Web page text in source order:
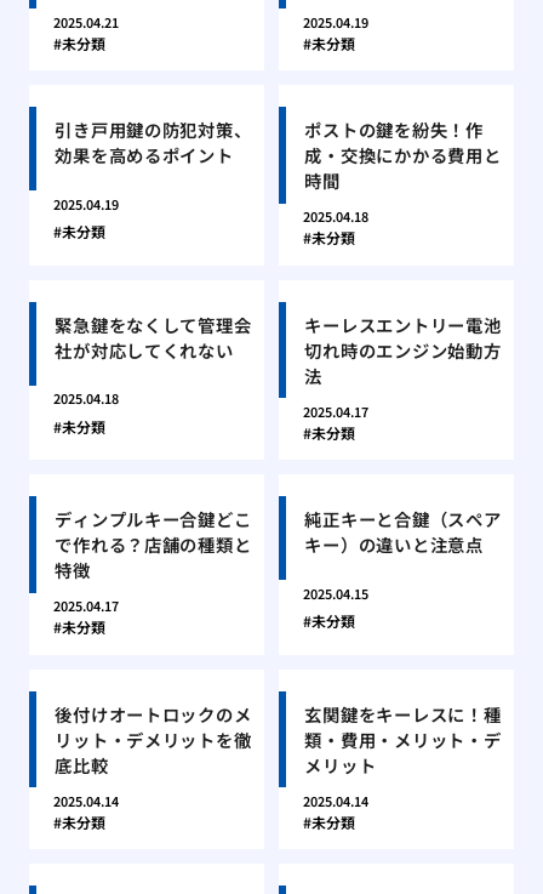
2025.04.21
未分類
2025.04.19
未分類
引き戸用鍵の防犯対策、
効果を高めるポイント
2025.04.19
未分類
ポストの鍵を紛失！作
成・交換にかかる費用と
時間
2025.04.18
未分類
緊急鍵をなくして管理会
社が対応してくれない
2025.04.18
未分類
キーレスエントリー電池
切れ時のエンジン始動方
法
2025.04.17
未分類
ディンプルキー合鍵どこ
で作れる？店舗の種類と
特徴
2025.04.17
未分類
純正キーと合鍵（スペア
キー）の違いと注意点
2025.04.15
未分類
後付けオートロックのメ
リット・デメリットを徹
底比較
2025.04.14
未分類
玄関鍵をキーレスに！種
類・費用・メリット・デ
メリット
2025.04.14
未分類